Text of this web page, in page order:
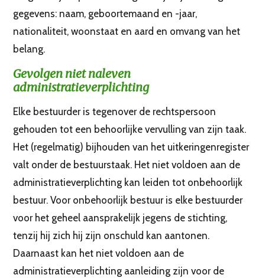
gegevens: naam, geboortemaand en -jaar,
nationaliteit, woonstaat en aard en omvang van het
belang.
Gevolgen niet naleven
administratieverplichting
Elke bestuurder is tegenover de rechtspersoon
gehouden tot een behoorlijke vervulling van zijn taak.
Het (regelmatig) bijhouden van het uitkeringenregister
valt onder de bestuurstaak. Het niet voldoen aan de
administratieverplichting kan leiden tot onbehoorlijk
bestuur. Voor onbehoorlijk bestuur is elke bestuurder
voor het geheel aansprakelijk jegens de stichting,
tenzij hij zich hij zijn onschuld kan aantonen.
Daarnaast kan het niet voldoen aan de
administratieverplichting aanleiding zijn voor de